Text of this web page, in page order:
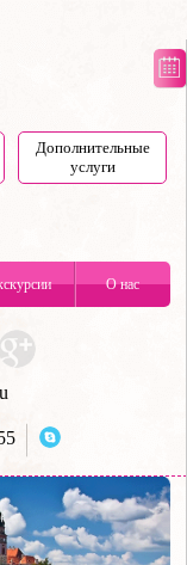
Дополнительные
услуги
О нас